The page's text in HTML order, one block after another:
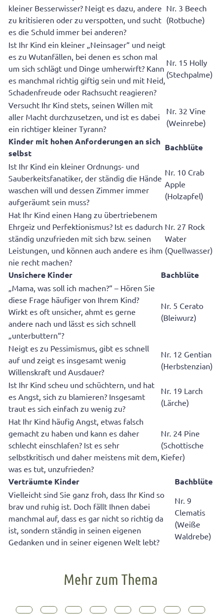
kleiner Besserwisser? Neigt es dazu, andere
zu kritisieren oder zu verspotten, und sucht
es die Schuld immer bei anderen?
Nr. 3 Beech
(Rotbuche)
Ist Ihr Kind ein kleiner „Neinsager“ und neigt
es zu Wutanfällen, bei denen es schon mal
um sich schlägt und Dinge umherwirft? Kann
es manchmal richtig giftig sein und mit Neid,
Schadenfreude oder Rachsucht reagieren?
Nr. 15 Holly
(Stechpalme)
Versucht Ihr Kind stets, seinen Willen mit
aller Macht durchzusetzen, und ist es dabei
ein richtiger kleiner Tyrann?
Nr. 32 Vine
(Weinrebe)
Kinder mit hohen Anforderungen an sich
selbst
Bachblüte
Ist Ihr Kind ein kleiner Ordnungs- und
Sauberkeitsfanatiker, der ständig die Hände
waschen will und dessen Zimmer immer
aufgeräumt sein muss?
Nr. 10 Crab
Apple
(Holzapfel)
Hat Ihr Kind einen Hang zu übertriebenem
Ehrgeiz und Perfektionismus? Ist es dadurch
ständig unzufrieden mit sich bzw. seinen
Leistungen, und können auch andere es ihm
nie recht machen?
Nr. 27 Rock
Water
(Quellwasser)
Unsichere Kinder Bachblüte
„Mama, was soll ich machen?“ – Hören Sie
diese Frage häufiger von Ihrem Kind?
Wirkt es oft unsicher, ahmt es gerne
andere nach und lässt es sich schnell
„unterbuttern“?
Nr. 5 Cerato
(Bleiwurz)
Neigt es zu Pessimismus, gibt es schnell
auf und zeigt es insgesamt wenig
Willenskraft und Ausdauer?
Nr. 12 Gentian
(Herbstenzian)
Ist Ihr Kind scheu und schüchtern, und hat
es Angst, sich zu blamieren? Insgesamt
traut es sich einfach zu wenig zu?
Nr. 19 Larch
(Lärche)
Hat Ihr Kind häufig Angst, etwas falsch
gemacht zu haben und kann es daher
schlecht einschlafen? Ist es sehr
selbstkritisch und daher meistens mit dem,
was es tut, unzufrieden?
Nr. 24 Pine
(Schottische
Kiefer)
Verträumte Kinder Bachblüte
Vielleicht sind Sie ganz froh, dass Ihr Kind so
brav und ruhig ist. Doch fällt Ihnen dabei
manchmal auf, dass es gar nicht so richtig da
ist, sondern ständig in seinen eigenen
Gedanken und in seiner eigenen Welt lebt?
Nr. 9
Clematis
(Weiße
Waldrebe)
Mehr zum Thema